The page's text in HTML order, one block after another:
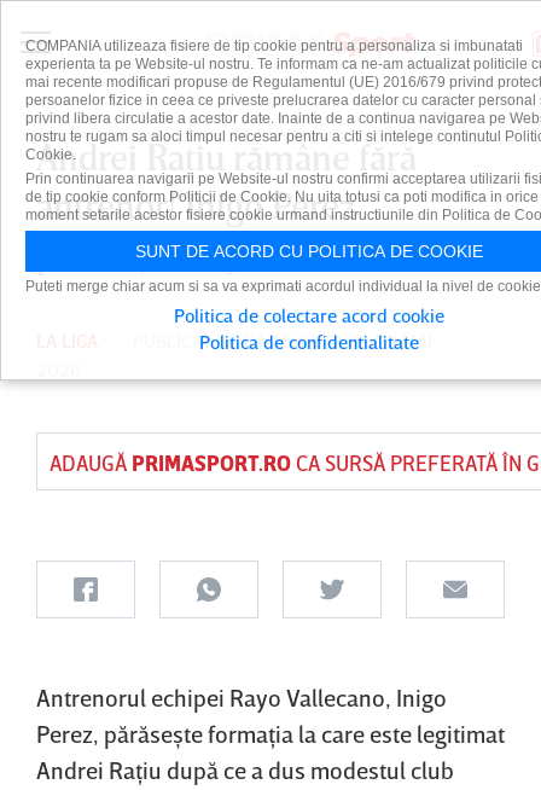
Andrei Raţiu rămâne fără
antrenor! Inigo Perez
părăseşte Rayo Vallecano
PUBLICAT DEDAIAN CUTUPE 29 MAI
ADAUGĂ PRIMASPORT.ROCA SURSĂ PREFERATĂ ÎN
Antrenorul echipei Rayo Vallecano, Inigo
Perez, părăseşte formaţia la care este legitimat
Andrei Raţiu după ce a dus modestul club
COMPANIA utilizeaza fisiere de tip cookie pentru a personaliza si imbunatati
experienta ta pe Website-ul nostru. Te informam ca ne-am actualizat politicile
mai recente modificari propuse de Regulamentul (UE) 2016/679 privind
persoanelor fizice in ceea ce priveste prelucrarea datelor cu caracter personal
privind libera circulatie a acestor date. Inainte de a continua navigarea pe
nostru te rugam sa aloci timpul necesar pentru a citi si intelege continutul
Cookie.
Prin continuarea navigarii pe Website-ul nostru confirmi acceptarea utilizarii
de tip cookie conform Politicii de Cookie. Nu uita totusi ca poti modifica in orice
moment setarile acestor fisiere cookie urmand instructiunile din Politica de
SUNT DE ACORD CU POLITICA DE COOKIE
Puteti merge chiar acum si sa va exprimati acordul individual la nivel de
Politica de colectare acord cookie
Politica de confidentialitate